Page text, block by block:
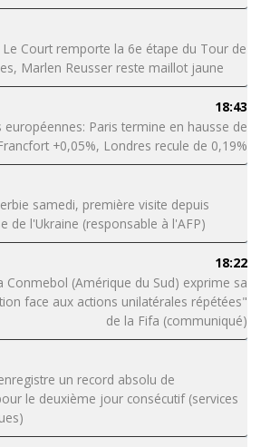
Le Court remporte la 6e étape du Tour de
Marlen Reusser reste maillot jaune
18:43
européennes: Paris termine en hausse de
+0,05%, Londres recule de 0,19%
samedi, première visite depuis
de l'Ukraine (responsable à l'AFP)
18:22
Conmebol (Amérique du Sud) exprime sa
face aux actions unilatérales répétées"
de la Fifa (communiqué)
un record absolu de
le deuxième jour consécutif (services